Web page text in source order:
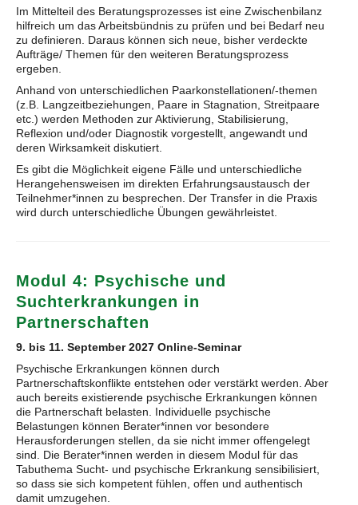
Im Mittelteil des Beratungsprozesses ist eine Zwischenbilanz
hilfreich um das Arbeitsbündnis zu prüfen und bei Bedarf neu
zu definieren. Daraus können sich neue, bisher verdeckte
Aufträge/ Themen für den weiteren Beratungsprozess
ergeben.
Anhand von unterschiedlichen Paarkonstellationen/-themen
(z.B. Langzeitbeziehungen, Paare in Stagnation, Streitpaare
etc.) werden Methoden zur Aktivierung, Stabilisierung,
Reflexion und/oder Diagnostik vorgestellt, angewandt und
deren Wirksamkeit diskutiert.
Es gibt die Möglichkeit eigene Fälle und unterschiedliche
Herangehensweisen im direkten Erfahrungsaustausch der
Teilnehmer*innen zu besprechen. Der Transfer in die Praxis
wird durch unterschiedliche Übungen gewährleistet.
Modul 4: Psychische und
Suchterkrankungen in
Partnerschaften
9. bis 11. September 2027 Online-Seminar
Psychische Erkrankungen können durch
Partnerschaftskonflikte entstehen oder verstärkt werden. Aber
auch bereits existierende psychische Erkrankungen können
die Partnerschaft belasten. Individuelle psychische
Belastungen können Berater*innen vor besondere
Herausforderungen stellen, da sie nicht immer offen­gelegt
sind. Die Berater*innen werden in diesem Modul für das
Tabuthema Sucht- und psychische Erkrankung sensibilisiert,
so dass sie sich kompetent fühlen, offen und authentisch
damit umzugehen.